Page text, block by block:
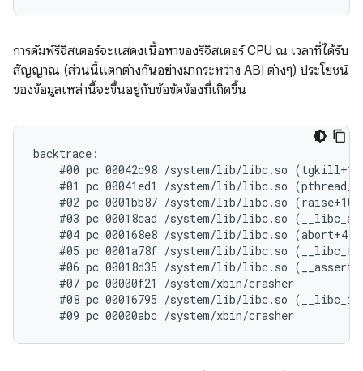
การดัมพ์รีจิสเตอร์จะแสดงเนื้อหาของรีจิสเตอร์ CPU ณ เวลาที่ได้รับ
สัญญาณ (ส่วนนี้แตกต่างกันอย่างมากระหว่าง ABI ต่างๆ) ประโยชน์
ของข้อมูลเหล่านี้จะขึ้นอยู่กับข้อขัดข้องที่เกิดขึ้น
backtrace:
#00 pc 00042c98 /system/lib/libc.so
#01 pc 00041ed1 /system/lib/libc.so
    #02 pc 0001bb87 /system/lib/libc.so (raise+10)
#03 pc 00018cad /system/lib/libc.so
    #04 pc 000168e8 /system/lib/libc.so (abort+4)
#05 pc 0001a78f /system/lib/libc.so
#06 pc 00018d35 /system/lib/libc.so
    #07 pc 00000f21 /system/xbin/crasher
#08 pc 00016795 /system/lib/libc.so